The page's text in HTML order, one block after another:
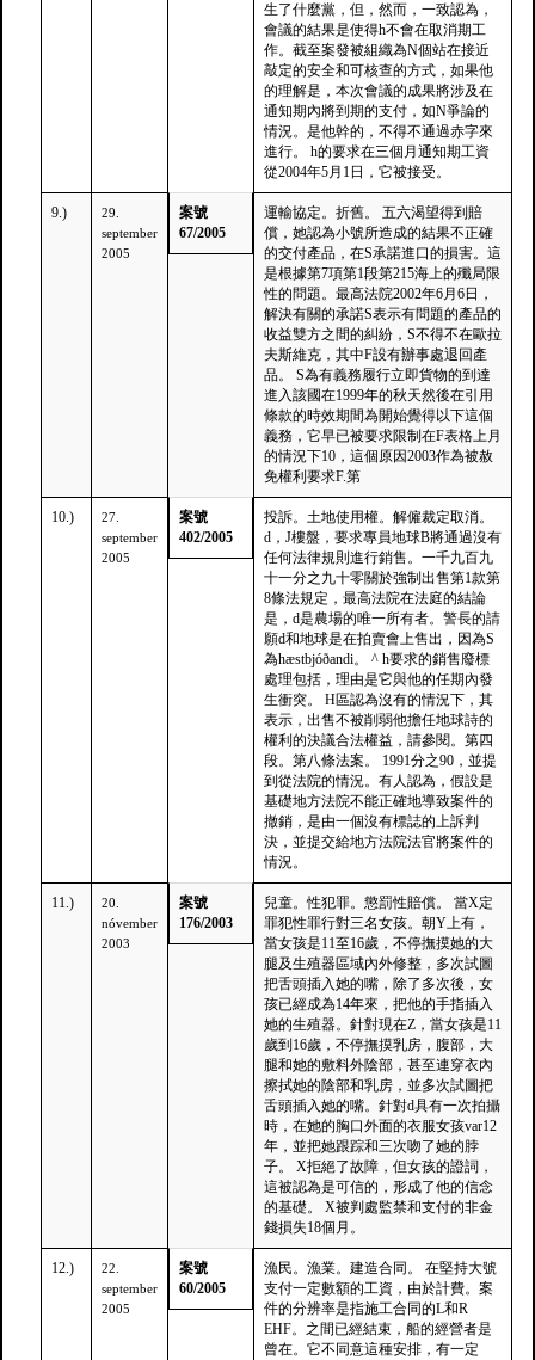
生了什麼黨，但，然而，一致認為，
會議的結果是使得h不會在取消期工
作。截至案發被組織為N個站在接近
敲定的安全和可核查的方式，如果他
的理解是，本次會議的成果將涉及在
通知期內將到期的支付，如N爭論的
情況。是他幹的，不得不通過赤字來
進行。 h的要求在三個月通知期工資
從2004年5月1日，它被接受。
9.)
29.
september
2005
案號
67/2005
運輸協定。折舊。 五六渴望得到賠
償，她認為小號所造成的結果不正確
的交付產品，在S承諾進口的損害。這
是根據第7項第1段第215海上的殲局限
性的問題。最高法院2002年6月6日，
解決有關的承諾S表示有問題的產品的
收益雙方之間的糾紛，S不得不在歐拉
夫斯維克，其中F設有辦事處退回產
品。 S為有義務履行立即貨物的到達
進入該國在1999年的秋天然後在引用
條款的時效期間為開始覺得以下這個
義務，它早已被要求限制在F表格上月
的情況下10，這個原因2003作為被赦
免權利要求F.第
10.)
27.
september
2005
案號
402/2005
投訴。土地使用權。解僱裁定取消。
d，J樓盤，要求專員地球B將通過沒有
任何法律規則進行銷售。一千九百九
十一分之九十零關於強制出售第1款第
8條法規定，最高法院在法庭的結論
是，d是農場的唯一所有者。警長的請
願d和地球是在拍賣會上售出，因為S
為hæstbjóðandi。 ^ h要求的銷售廢標
處理包括，理由是它與他的任期內發
生衝突。 H區認為沒有的情況下，其
表示，出售不被削弱他擔任地球詩的
權利的決議合法權益，請參閱。第四
段。第八條法案。 1991分之90，並提
到從法院的情況。有人認為，假設是
基礎地方法院不能正確地導致案件的
撤銷，是由一個沒有標誌的上訴判
決，並提交給地方法院法官將案件的
情況。
11.)
20.
nóvember
2003
案號
176/2003
兒童。性犯罪。懲罰性賠償。 當X定
罪犯性罪行對三名女孩。朝Y上有，
當女孩是11至16歲，不停撫摸她的大
腿及生殖器區域內外修整，多次試圖
把舌頭插入她的嘴，除了多次後，女
孩已經成為14年來，把他的手指插入
她的生殖器。針對現在Z，當女孩是11
歲到16歲，不停撫摸乳房，腹部，大
腿和她的敷料外陰部，甚至連穿衣內
擦拭她的陰部和乳房，並多次試圖把
舌頭插入她的嘴。針對d具有一次拍攝
時，在她的胸口外面的衣服女孩var12
年，並把她跟踪和三次吻了她的脖
子。 X拒絕了故障，但女孩的證詞，
這被認為是可信的，形成了他的信念
的基礎。 X被判處監禁和支付的非金
錢損失18個月。
12.)
22.
september
2005
案號
60/2005
漁民。漁業。建造合同。 在堅持大號
支付一定數額的工資，由於計費。案
件的分辨率是指施工合同的L和R
EHF。之間已經結束，船的經營者是
曾在。它不同意這種安排，有一定